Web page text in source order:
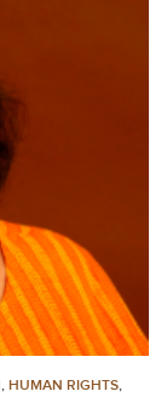
, HUMAN RIGHTS,